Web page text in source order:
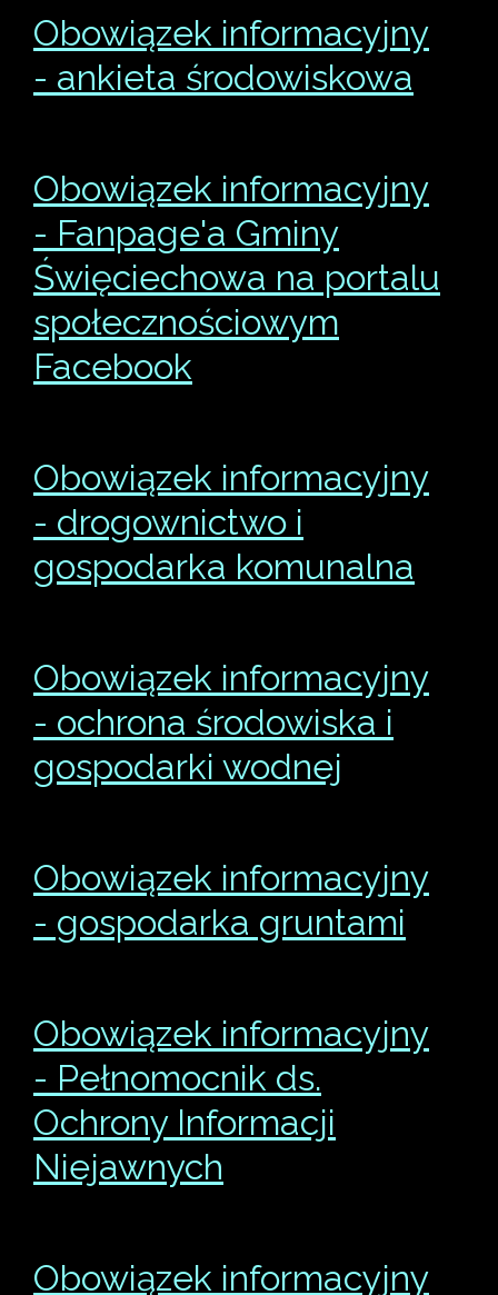
Obowiązek informacyjny
- ankieta środowiskowa
Obowiązek informacyjny
- Fanpage'a Gminy
Święciechowa na portalu
społecznościowym
Facebook
Obowiązek informacyjny
- drogownictwo i
gospodarka komunalna
Obowiązek informacyjny
- ochrona środowiska i
gospodarki wodnej
Obowiązek informacyjny
- gospodarka gruntami
Obowiązek informacyjny
- Pełnomocnik ds.
Ochrony Informacji
Niejawnych
Obowiązek informacyjny